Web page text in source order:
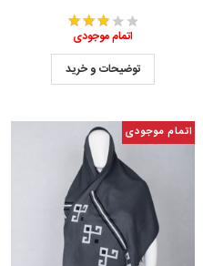
اتمام موجودی
توضیحات و خرید
اتمام موجودی